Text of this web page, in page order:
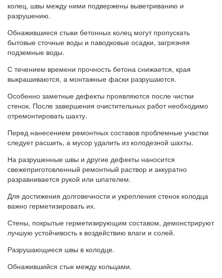
колец, швы между ними подвержены выветриванию и
разрушению.
Обнажившиеся стыки бетонных колец могут пропускать
бытовые сточные воды и паводковые осадки, загрязняя
подземные воды.
С течением времени прочность бетона снижается, края
выкрашиваются, а монтажные фаски разрушаются.
Особенно заметные дефекты проявляются после чистки
стенок. После завершения очистительных работ необходимо
отремонтировать шахту.
Перед нанесением ремонтных составов проблемные участки
следует расшить, а мусор удалить из колодезной шахты.
На разрушенные швы и другие дефекты наносится
свежеприготовленный ремонтный раствор и аккуратно
разравнивается рукой или шпателем.
Для достижения долговечности и укрепления стенок колодца
важно герметизировать их.
Стены, покрытые герметизирующим составом, демонстрируют
лучшую устойчивость к воздействию влаги и солей.
Разрушающиеся швы в колодце.
Обнажившийся стык между кольцами.